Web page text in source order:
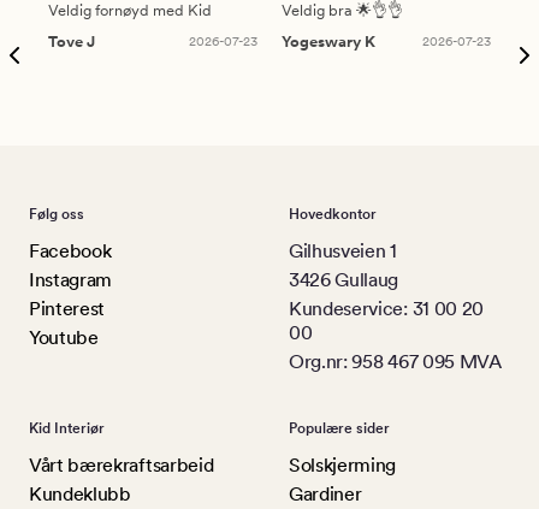
Veldig fornøyd med Kid
Tove J
2026-07-23
Veldig bra 🌟👌👌
Yogeswary K
2026-07-23
Følg oss
Facebook
Instagram
Pinterest
Youtube
Hovedkontor
Gilhusveien 1
3426 Gullaug
Kundeservice: 31 00 20
00
Org.nr: 958 467 095 MVA
Kid Interiør
Vårt bærekraftsarbeid
Kundeklubb
Populære sider
Solskjerming
Gardiner